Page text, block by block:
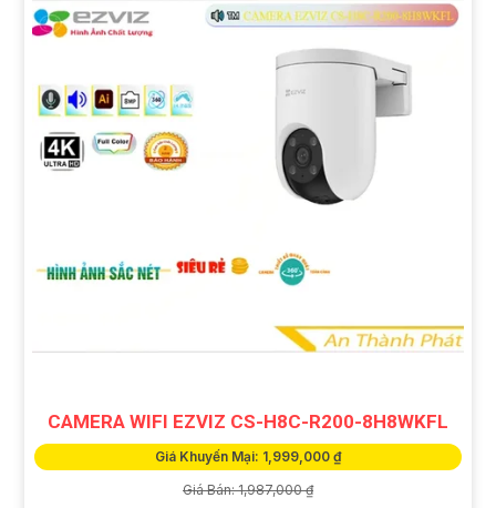
CAMERA WIFI EZVIZ CS-H8C-R200-8H8WKFL
Giá Khuyến Mại: 1,999,000 ₫
Giá Bán: 1,987,000 ₫